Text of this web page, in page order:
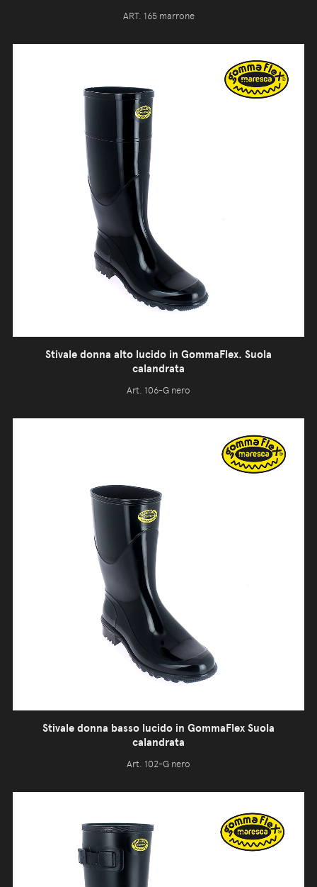
ART. 165 marrone
Stivale donna alto lucido in GommaFlex. Suola
calandrata
Art. 106-G nero
Stivale donna basso lucido in GommaFlex Suola
calandrata
Art. 102-G nero